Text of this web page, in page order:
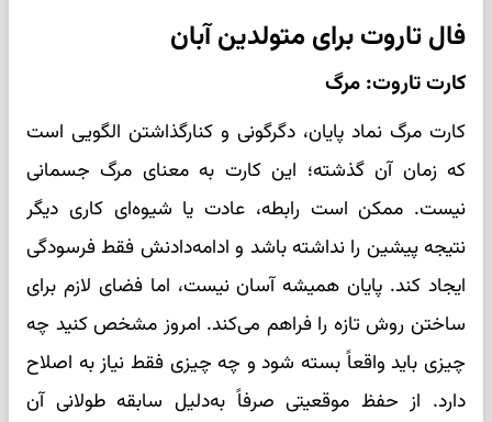
فال تاروت برای متولدین آبان
کارت تاروت: مرگ
کارت مرگ نماد پایان، دگرگونی و کنارگذاشتن الگویی است
که زمان آن گذشته؛ این کارت به معنای مرگ جسمانی
نیست. ممکن است رابطه، عادت یا شیوه‌ای کاری دیگر
نتیجه پیشین را نداشته باشد و ادامه‌دادنش فقط فرسودگی
ایجاد کند. پایان همیشه آسان نیست، اما فضای لازم برای
ساختن روش تازه را فراهم می‌کند. امروز مشخص کنید چه
چیزی باید واقعاً بسته شود و چه چیزی فقط نیاز به اصلاح
دارد. از حفظ موقعیتی صرفاً به‌دلیل سابقه طولانی آن